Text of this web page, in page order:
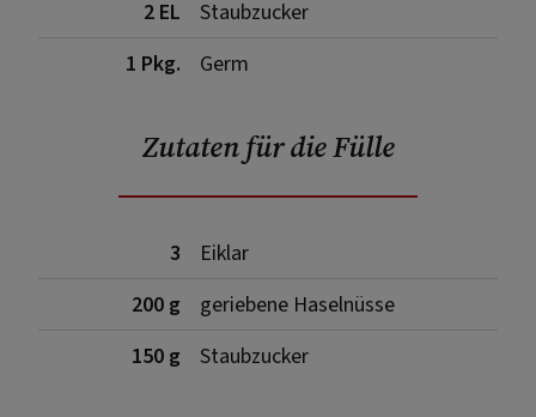
2 EL
Staubzucker
1 Pkg.
Germ
Zutaten für die Fülle
3
Eiklar
200 g
geriebene Haselnüsse
150 g
Staubzucker